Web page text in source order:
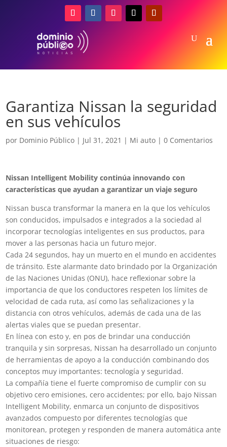
Garantiza Nissan la seguridad
en sus vehículos
por Dominio Público | Jul 31, 2021 | Mi auto |0 Comentarios
Nissan Intelligent Mobility continúa innovando con
características que ayudan a garantizar un viaje seguro
Nissan busca transformar la manera en la que los vehículos
son conducidos, impulsados e integrados a la sociedad al
incorporar tecnologías inteligentes en sus productos, para
mover a las personas hacia un futuro mejor.
Cada 24 segundos, hay un muerto en el mundo en accidentes
de tránsito. Este alarmante dato brindado por la Organización
de las Naciones Unidas (ONU), hace reflexionar sobre la
importancia de que los conductores respeten los límites de
velocidad de cada ruta, así como las señalizaciones y la
distancia con otros vehículos, además de cada una de las
alertas viales que se puedan presentar.
En línea con esto y, en pos de brindar una conducción
tranquila y sin sorpresas, Nissan ha desarrollado un conjunto
de herramientas de apoyo a la conducción combinando dos
conceptos muy importantes: tecnología y seguridad.
La compañía tiene el fuerte compromiso de cumplir con su
objetivo cero emisiones, cero accidentes; por ello, bajo Nissan
Intelligent Mobility, enmarca un conjunto de dispositivos
avanzados compuesto por diferentes tecnologías que
monitorean, protegen y responden de manera automática ante
situaciones de riesgo: